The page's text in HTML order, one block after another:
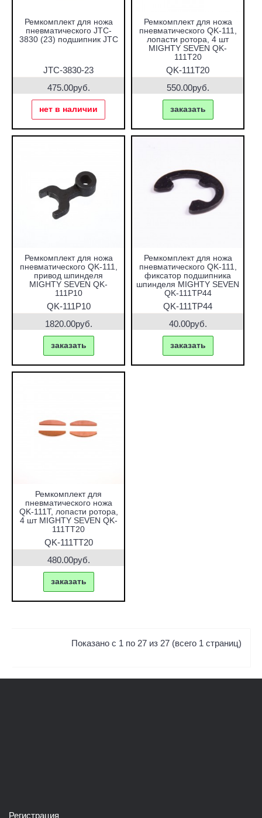
Ремкомплект для ножа
пневматического JTC-
3830 (23) подшипник JTC
JTC-3830-23
475.00руб.
нет в наличии
Ремкомплект для ножа
пневматического QK-111,
лопасти ротора, 4 шт
MIGHTY SEVEN QK-
111T20
QK-111T20
550.00руб.
заказать
Ремкомплект для ножа
пневматического QK-111,
привод шпинделя
MIGHTY SEVEN QK-
111P10
QK-111P10
1820.00руб.
заказать
Ремкомплект для ножа
пневматического QK-111,
фиксатор подшипника
шпинделя MIGHTY SEVEN
QK-111TP44
QK-111TP44
40.00руб.
заказать
Ремкомплект для
пневматического ножа
QK-111T, лопасти ротора,
4 шт MIGHTY SEVEN QK-
111TT20
QK-111TT20
480.00руб.
заказать
Показано с 1 по 27 из 27 (всего 1 страниц)
Регистрация